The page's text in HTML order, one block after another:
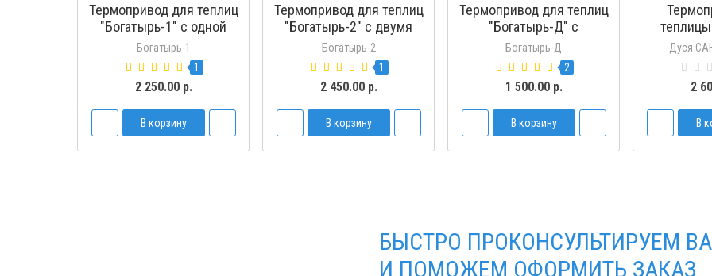
Термопривод для теплиц
"Богатырь-1" с одной
пружиной
Богатырь-1
1
2 250.00 р.
В корзину
Термопривод для теплиц
"Богатырь-2" с двумя
пружинами
Богатырь-2
1
2 450.00 р.
В корзину
Термопривод для теплиц
"Богатырь-Д" с
доводчиком
Богатырь-Д
2
1 500.00 р.
В корзину
Дуся
2
В
БЫСТРО ПРОКОНСУЛЬТИРУЕМ
И ПОМОЖЕМ ОФОРМИТЬ ЗАКАЗ